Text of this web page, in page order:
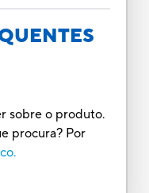
sobre o produto.
procura? Por